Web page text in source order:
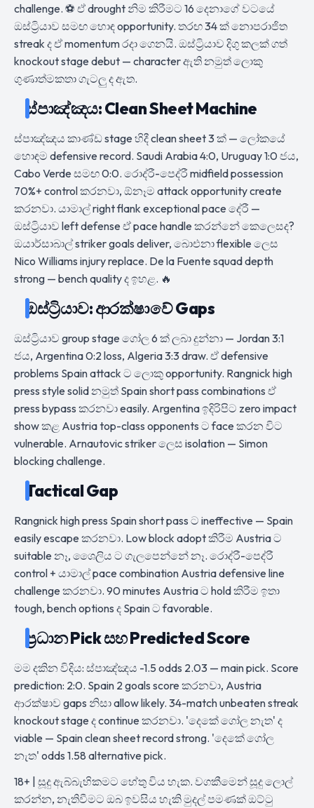
challenge. ⚽ ඒ drought නිම කිරීමට 16 දෙනාගේ වටයේ
ඔස්ට්‍රියාව සමඟ හොඳ opportunity. තරඟ 34 ක් නොපරාජිත
streak ද ඒ momentum රදා ගෙනයි. ඔස්ට්‍රියාව දිගු කලක් ගත්
knockout stage debut — character ඇති නමුත් ලොකු
ගුණාත්මකතා ගැටලු ද ඇත.
ස්පාඤ්ඤය: Clean Sheet Machine
ස්පාඤ්ඤය කාණ්ඩ stage හිදී clean sheet 3 ක් — ලෝකයේ
හොඳම defensive record. Saudi Arabia 4:0, Uruguay 1:0 ජය,
Cabo Verde සමඟ 0:0. රොද්රී-පෙද්රී midfield possession
70%+ control කරනවා, ඕනෑම attack opportunity create
කරනවා. යාමාල් right flank exceptional pace දේරී —
ඔස්ට්‍රියාව left defense ඒ pace handle කරන්නේ කෙලෙසද?
ඔයාර්සාබාල් striker goals deliver, බාෙඑනා flexible ලෙස
Nico Williams injury replace. De la Fuente squad depth
strong — bench quality ද ඉහළ. 🔥
ඔස්ට්‍රියාව: ආරක්ෂාවේ Gaps
ඔස්ට්‍රියාව group stage ගෝල 6 ක් ලබා දුන්නා — Jordan 3:1
ජය, Argentina 0:2 loss, Algeria 3:3 draw. ඒ defensive
problems Spain attack ට ලොකු opportunity. Rangnick high
press style solid නමුත් Spain short pass combinations ඒ
press bypass කරනවා easily. Argentina ඉදිරිපිට zero impact
show කළ Austria top-class opponents ට face කරන විට
vulnerable. Arnautovic striker ලෙස isolation — Simon
blocking challenge.
Tactical Gap
Rangnick high press Spain short pass ට ineffective — Spain
easily escape කරනවා. Low block adopt කිරීම Austria ට
suitable නෑ, ශෛලිය ට ගැලපෙන්නේ නෑ. රොද්රී-පෙද්රී
control + යාමාල් pace combination Austria defensive line
challenge කරනවා. 90 minutes Austria ට hold කිරීම ඉතා
tough, bench options ද Spain ට favorable.
ප්‍රධාන Pick සහ Predicted Score
මම දකින විදිය: ස්පාඤ්ඤය -1.5 odds 2.03 — main pick. Score
prediction: 2:0. Spain 2 goals score කරනවා, Austria
ආරක්ෂාව gaps නිසා allow likely. 34-match unbeaten streak
knockout stage ද continue කරනවා. 'දෙකේ ගෝල නැත' ද
viable — Spain clean sheet record strong. 'දෙකේ ගෝල
නැත' odds 1.58 alternative pick.
18+ | සූදු ඇබ්බැහිකමට හේතු විය හැක. වගකීමෙන් සූදු ලොල්
කරන්න, නැතිවීමට ඔබ ඉවසිය හැකි මුදල් පමණක් ඔට්ටු